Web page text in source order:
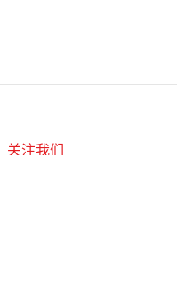
关注我们